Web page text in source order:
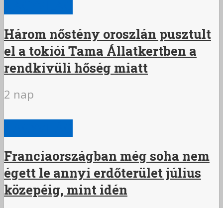
Három nőstény oroszlán pusztult
el a tokiói Tama Állatkertben a
rendkívüli hőség miatt
2 nap
Franciaországban még soha nem
égett le annyi erdőterület július
közepéig, mint idén